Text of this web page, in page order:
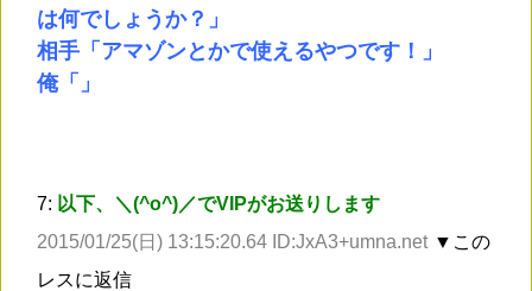
は何でしょうか？」
相手「アマゾンとかで使えるやつです！」
俺「」
7: 以下、＼(^o^)／でVIPがお送りします
2015/01/25(日) 13:15:20.64 ID:JxA3+umna.net ▼この
レスに返信